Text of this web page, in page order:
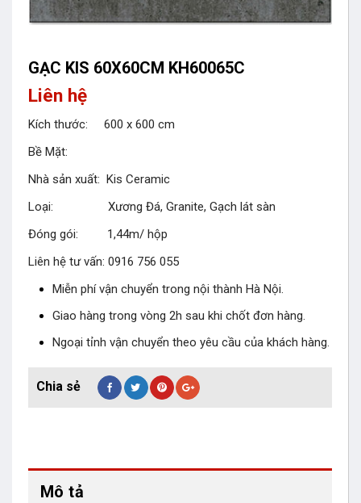
GẠC KIS 60X60CM KH60065C
Liên hệ
Kích thước: 600 x 600 cm
Bề Mặt:
Nhà sản xuất: Kis Ceramic
Loại: Xương Đá, Granite, Gạch lát sàn
Đóng gói: 1,44m/ hộp
Liên hệ tư vấn: 0916 756 055
Miễn phí vận chuyển trong nội thành Hà Nội.
Giao hàng trong vòng 2h sau khi chốt đơn hàng.
Ngoại tỉnh vận chuyển theo yêu cầu của khách hàng.
Mô tả